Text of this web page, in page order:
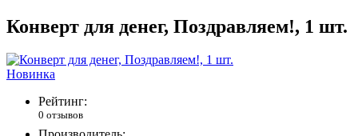
Конверт для денег, Поздравляем!, 1 шт.
Новинка
Рейтинг:
0 отзывов